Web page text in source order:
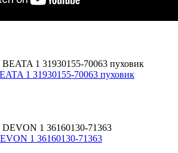
1 31930155-70063 пуховик
1 36160130-71363